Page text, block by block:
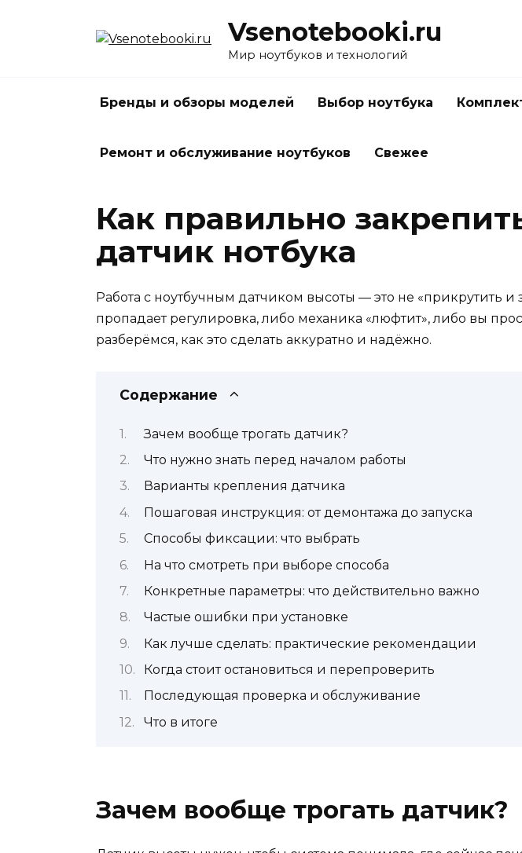
Vsenotebooki.ru
Мир ноутбуков и технологий
Бренды и обзоры моделей Выбор ноутбука
Ремонт и обслуживание ноутбуков Свежее
Как правильно
датчик нотбука
Работа с ноутбучным датчиком высоты — это не «прикрутить
пропадает регулировка, либо механика «люфтит», либо вы
разберёмся, как это сделать аккуратно и надёжно.
Содержание
Зачем вообще трогать датчик?
Что нужно знать перед началом работы
Варианты крепления датчика
Пошаговая инструкция: от демонтажа до запуска
Способы фиксации: что выбрать
На что смотреть при выборе способа
Конкретные параметры: что действительно важно
Частые ошибки при установке
Как лучше сделать: практические рекомендации
Когда стоит остановиться и перепроверить
Последующая проверка и обслуживание
Что в итоге
Зачем вообще трогать датчик?